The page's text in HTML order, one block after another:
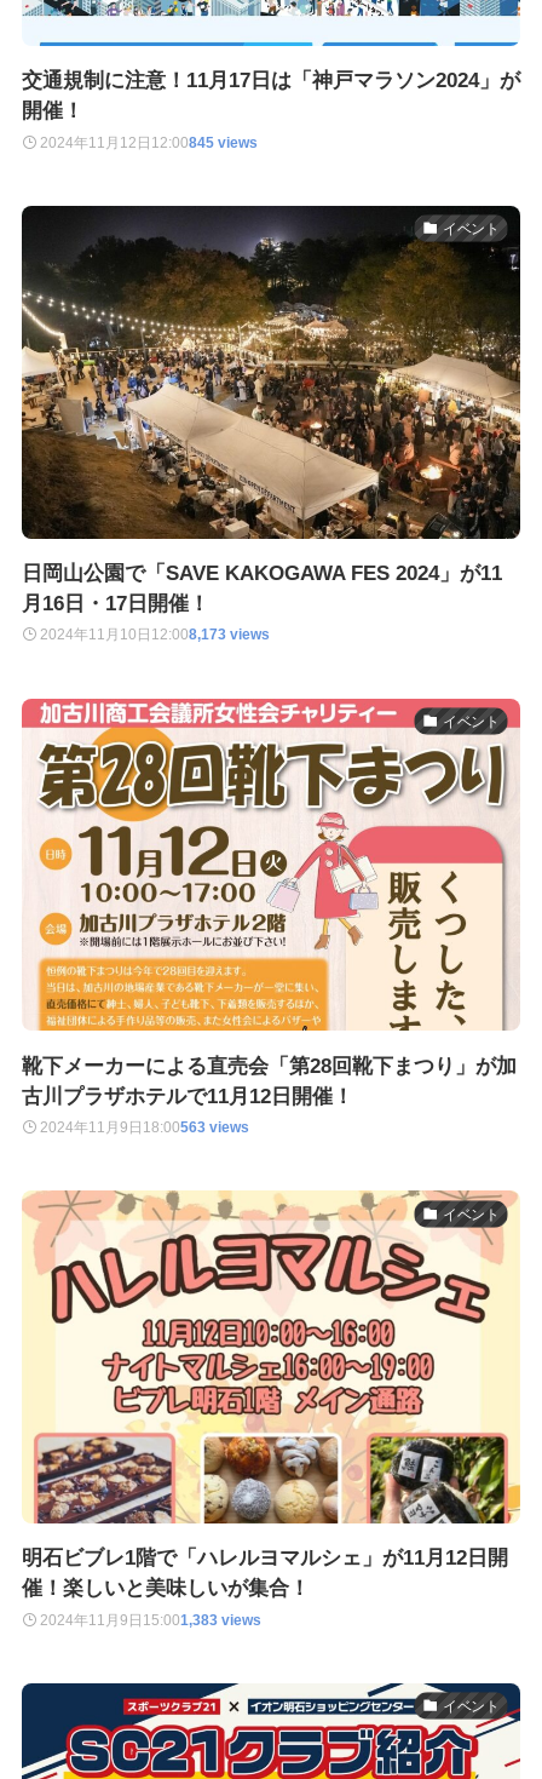
交通規制に注意！11月17日は「神戸マラソン2024」が
開催！
2024年11月12日 12:00845 views
イベント
日岡山公園で「SAVE KAKOGAWA FES 2024」が11
月16日・17日開催！
2024年11月10日 12:008,173 views
イベント
靴下メーカーによる直売会「第28回靴下まつり」が加
古川プラザホテルで11月12日開催！
2024年11月9日 18:00563 views
イベント
明石ビブレ1階で「ハレルヨマルシェ」が11月12日開
催！楽しいと美味しいが集合！
2024年11月9日 15:001,383 views
イベント